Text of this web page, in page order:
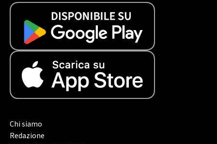
Chi siamo
Redazione